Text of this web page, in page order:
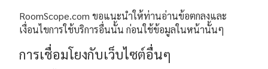
RoomScope.com ขอแนะนำให้ท่านอ่านข้อตกลงและ
เงื่อนไขการใช้บริการอื่นนั้น ก่อนใช้ข้อมูลในหน้านั้นๆ
การเชื่อมโยงกับเว็บไซต์อื่นๆ